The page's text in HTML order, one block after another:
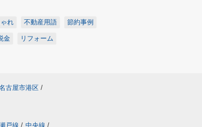
れ 不動産用語 節約事例
金 リフォーム
古屋市港区 /
戸線 / 中央線 /